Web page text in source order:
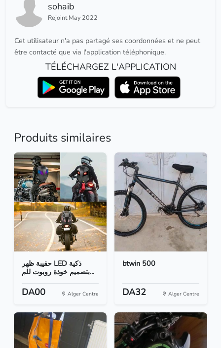
sohaib
Rejoint May 2022
Cet utilisateur n'a pas partagé ses coordonnées et ne peut
être contacté que via l'application téléphonique.
TÉLÉCHARGEZ L'APPLICATION
Produits similaires
حقيبة ظهر LED ذكية
بتصميم خوذة روبوت للم...
DA00 Alger Centre
btwin 500
DA32 Alger Centre